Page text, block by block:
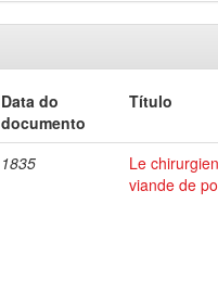
Data do
documento
Título
1835
Le
viande de